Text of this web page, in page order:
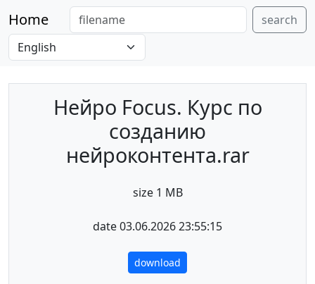
Home search
Нейро Focus. Курс по
созданию
нейроконтента.rar
size 1 MB
date 03.06.2026 23:55:15
download